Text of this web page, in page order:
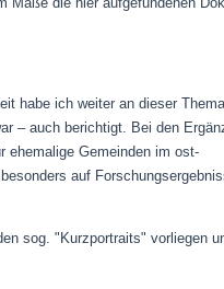
habe ich weiter an dieser
– auch berichtigt. Bei den
ehemalige Gemeinden im ost-
auf
sog. "Kurzportraits" vorliegen